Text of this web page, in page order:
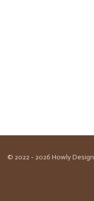
© 2022 - 2026 Howly Design